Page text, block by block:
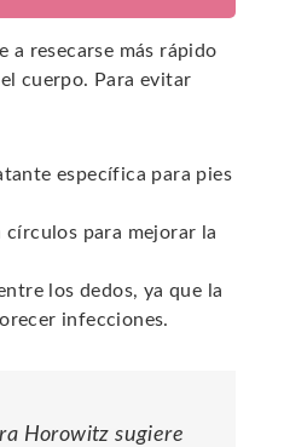
a resecarse más rápido
cuerpo. Para evitar
específica para pies
círculos para mejorar la
los dedos, ya que la
infecciones.
Horowitz sugiere